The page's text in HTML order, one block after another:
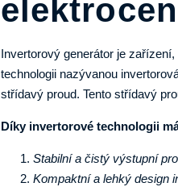
Invertorový generátor je
technologii nazývanou
střídavý proud. Tento střídavý
Díky invertorové technologii
Stabilní a čistý výstupní
Kompaktní a lehký design